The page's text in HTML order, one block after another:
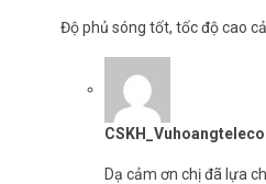
Độ phủ sóng tốt, tốc độ cao
Dạ cảm ơn chị đã lựa